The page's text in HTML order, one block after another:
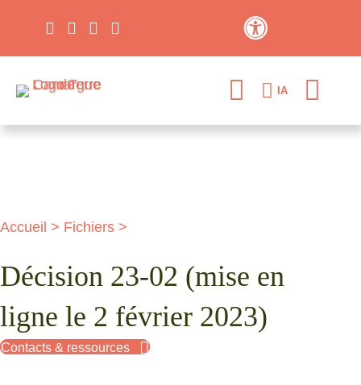
IA
Accueil > Fichiers >
Décision 23-02 (mise en
ligne le 2 février 2023)
Contacts & ressources